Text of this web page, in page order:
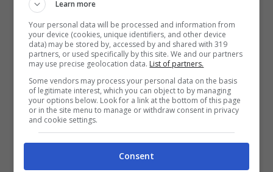
Colpo dalla Juve, affare
all’improvviso: resta in
Serie A
Erano circolate voci in merito alla sua possibilità
di giocare in Ligue 1, da Roberto De Zerbi, ma è
della Juventus sono quelle di restare in Italia
per giocarsi le sue chance di convocazione pure
Learn more
Your personal data will be processed and information from
your device (cookies, unique identifiers, and other device
data) may be stored by, accessed by and shared with 319
partners, or used specifically by this site. We and our partners
may use precise geolocation data. List of partners.
Some vendors may process your personal data on the basis
of legitimate interest, which you can object to by managing
your options below. Look for a link at the bottom of this page
or in the site menu to manage or withdraw consent in privacy
and cookie settings.
Consent